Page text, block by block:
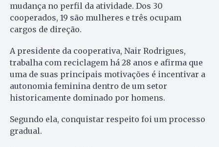
mudança no perfil da atividade. Dos 30
cooperados, 19 são mulheres e três ocupam
cargos de direção.
A presidente da cooperativa, Nair Rodrigues,
trabalha com reciclagem há 28 anos e afirma que
uma de suas principais motivações é incentivar a
autonomia feminina dentro de um setor
historicamente dominado por homens.
Segundo ela, conquistar respeito foi um processo
gradual.